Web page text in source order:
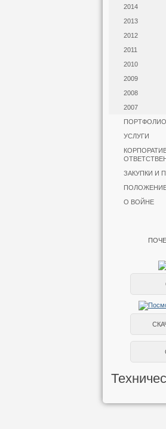
2014
2013
2012
2011
2010
2009
2008
2007
ПОРТФОЛИО
УСЛУГИ
ЗАКУПКИ И
О ВОЙНЕ